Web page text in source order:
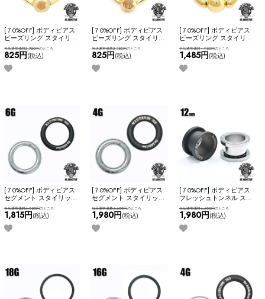
[７0%OFF] ボディピアス
ビーズリング スタイリッ
シュ シンプル ブランドロ
ゴ入り MADC 小さめ ステ
ンレス アレンジ カスタム
かっこいい ネコポス
当店通常価格2,750円のところ
825円(税込)
[７0%OFF] ボディピアス
ビーズリング スタイリッ
シュ シンプル ブランドロ
ゴ入り MADC 小さめ ステ
ンレス アレンジ カスタム
かっこいい ネコポス
当店通常価格2,750円のところ
825円(税込)
[７0%OFF] ボディピアス
ビーズリング スタイリッ
シュ シンプル ブランドロ
ゴ入り MADC 大き目 ステ
ンレス アレンジ カスタム
かっこいい ネコポス
当店通常価格4,950円のところ
1,485円(税込)
[７0%OFF] ボディピアス
セグメント スタイリッシ
ュ ブランドロゴ入り
MADC ステンレス シンプ
ル かっこいい ネコポス
OK
当店通常価格6,050円のところ
1,815円(税込)
[７0%OFF] ボディピアス
セグメント スタイリッシ
ュ ブランドロゴ入り
MADC ステンレス シンプ
ル かっこいい ネコポス
OK
当店通常価格6,600円のところ
1,980円(税込)
[７0%OFF] ボディピアス
フレッシュトンネル スタ
イリッシュ ブランドロゴ
入り MADC ステンレス シ
ンプル かっこいい ネコポ
スOK
当店通常価格6,600円のところ
1,980円(税込)